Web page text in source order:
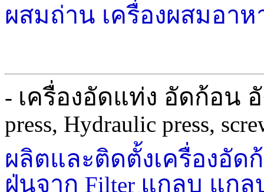
ผสมถ่าน เครื่องผสมอาห
- เครื่องอัดแท่ง อัดก้อน
press, Hydraulic press,
ผลิตและติดตั้งเครื่องอัด
ฝุ่นจาก Filter แกลบ แกล